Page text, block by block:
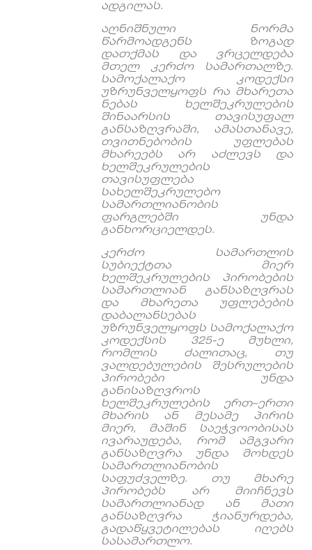
ადგილას.
აღნიშნული
ნორმა
წარმოადგენს
ზოგად
დათქმას
და
ვრცელდება
მთელ
კერძო სამართალზე.
სამოქალაქო
კოდექსი
უზრუნველყოფს
რა მხარეთა
ნებას
ხელშეკრულების
შინაარსის
თავისუფალ
განსაზღვრაში, ამასთანავე,
თვითნებობის
უფლებას
მხარეებს
არ აძლევს
და
ხელშეკრულების
თავისუფლება
სახელშეკრულებო
სამართლიანობის
ფარგლებში
უნდა
განხორციელდეს.
კერძო
სამართლის
სუბიექტთა
მიერ
ხელშეკრულების
პირობების
სამართლიან
განსაზღვრას
და
მხარეთა
უფლებების
დაბალანსებას
უზრუნველყოფს სამოქალაქო
კოდექსის 325-ე მუხლი,
რომლის
ძალითაც, თუ
ვალდებულების
შესრულების
პირობები
უნდა
განისაზღვროს
ხელშეკრულების
ერთ–ერთი
მხარის
ან მესამე
პირის
მიერ, მაშინ
საეჭვოობისას
ივარაუდება, რომ
ამგვარი
განსაზღვრა
უნდა
მოხდეს
სამართლიანობის
საფუძველზე. თუ
მხარე
პირობებს
არ
მიიჩნევს
სამართლიანად
ან
მათი
განსაზღვრა
ჭიანურდება,
გადაწყვეტილებას
იღებს
სასამართლო.